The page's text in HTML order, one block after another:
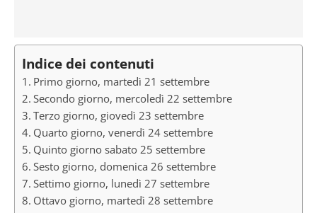
Indice dei contenuti
Primo giorno, martedì 21 settembre
Secondo giorno, mercoledì 22 settembre
Terzo giorno, giovedì 23 settembre
Quarto giorno, venerdì 24 settembre
Quinto giorno sabato 25 settembre
Sesto giorno, domenica 26 settembre
Settimo giorno, lunedì 27 settembre
Ottavo giorno, martedì 28 settembre